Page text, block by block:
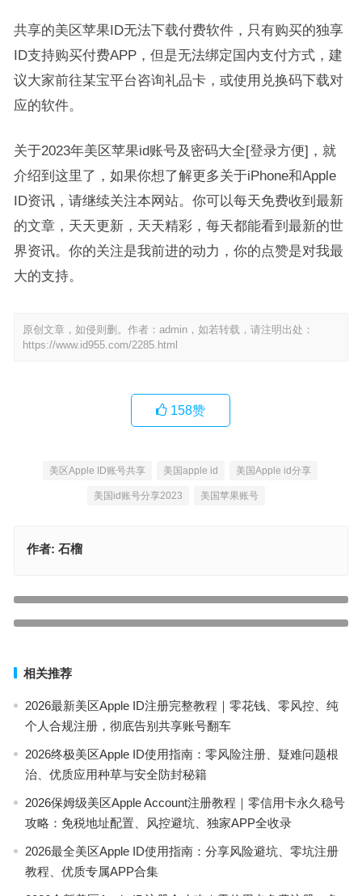
共享的美区苹果ID无法下载付费软件，只有购买的独享
ID支持购买付费APP，但是无法绑定国内支付方式，建
议大家前往某宝平台咨询礼品卡，或使用兑换码下载对
应的软件。
关于2023年美区苹果id账号及密码大全[登录方便]，就
介绍到这里了，如果你想了解更多关于iPhone和Apple
ID资讯，请继续关注本网站。你可以每天免费收到最新
的文章，天天更新，天天精彩，每天都能看到最新的世
界资讯。你的关注是我前进的动力，你的点赞是对我最
大的支持。
原创文章，如侵则删。作者：admin，如若转载，请注明出处：
https://www.id955.com/2285.html
158赞
美区Apple ID账号共享 美国apple id 美国Apple id分享
美国id账号分享2023 美国苹果账号
作者: 石榴
相关推荐
2026最新美区Apple ID注册完整教程｜零花钱、零风控、纯
个人合规注册，彻底告别共享账号翻车
2026终极美区Apple ID使用指南：零风险注册、疑难问题根
治、优质应用种草与安全防封秘籍
2026保姆级美区Apple Account注册教程｜零信用卡永久稳号
攻略：免税地址配置、风控避坑、独家APP全收录
2026最全美区Apple ID使用指南：分享风险避坑、零坑注册
教程、优质专属APP合集